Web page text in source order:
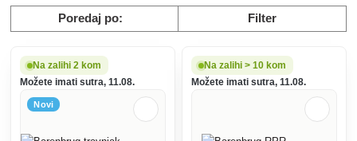
Poredaj po: Filter
Na zalihi 2 kom
Možete imati sutra, 11.08.
Novi
Na zalihi > 10 kom
Možete imati sutra, 11.08.